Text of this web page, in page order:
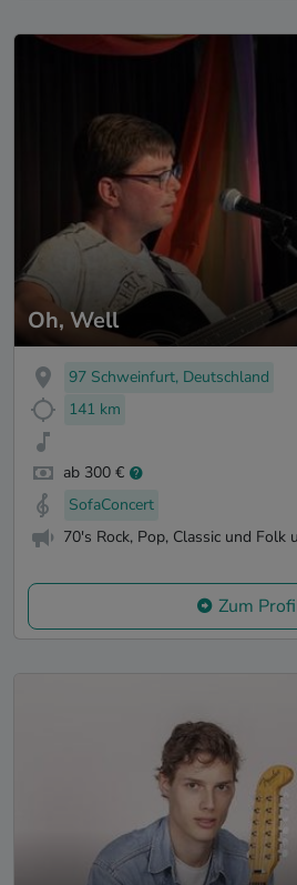
Oh, Well
97 Schweinfurt, Deutschland
141 km
ab 300 €
SofaConcert
70's Rock, Pop, Classic und
Zum